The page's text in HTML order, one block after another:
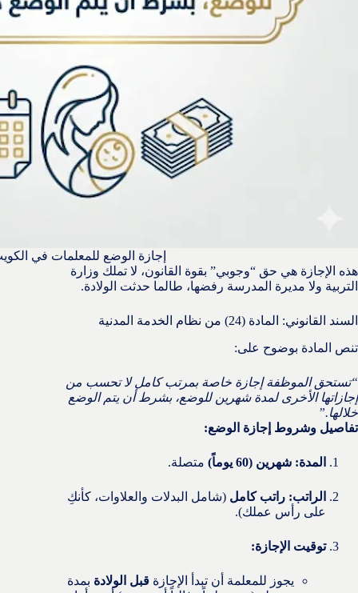
إجازة الوضع للمعلمات في
هذه الإجازة هي حق “وجوبي” بقوة القانون، لا تملك وزارة
التربية ولا مديرة المدرسة رفضها، طالما حدثت الولادة.
السند القانوني: المادة (24) من نظام الخدمة المدنية
تنص المادة بوضوح على:
“تستحق الموظفة إجازة خاصة بمرتب كامل لا تحسب من
إجازاتها الأخرى لمدة شهرين للوضع، بشرط أن يتم الوضع
خلالها.”
تفاصيل وشروط إجازة الوضع:
المدة: شهرين (60 يوماً) متصلة.
الراتب: راتب كامل (شامل البدلات والعلاوات، كأنكِ
على رأس عملك).
توقيت الإجازة:
يجوز للمعلمة أن تبدأ الإجازة قبل الولادة بمدة